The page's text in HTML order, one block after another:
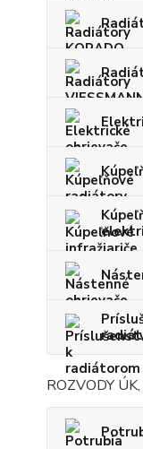
ROZVODY